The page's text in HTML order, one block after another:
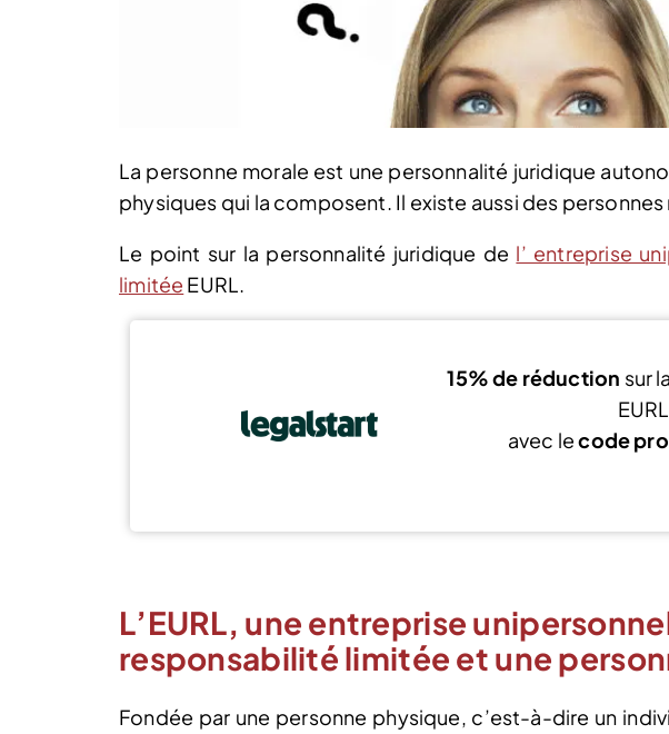
La personne morale est une personnalité juridique
physiques qui la composent. Il existe aussi des
Le point sur la personnalité juridique de l’ entreprise
limitée EURL.
15% de réduction sur
EURL
avec lecode
L’EURL, une entreprise
responsabilité limitée et une
Fondée par une personne physique, c’est-à-dire un